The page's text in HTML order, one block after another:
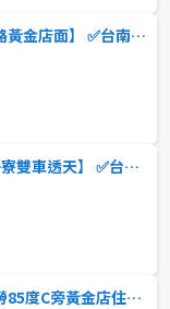
台南買房首選 【正同安路黃金店面】 ✅台南房仲老妹✅
台南買房首選【(租)鄭仔寮雙車透天】 ✅台南房仲老妹
太保高鐵好宅 縣府麥當勞85度C旁黃金店住出租